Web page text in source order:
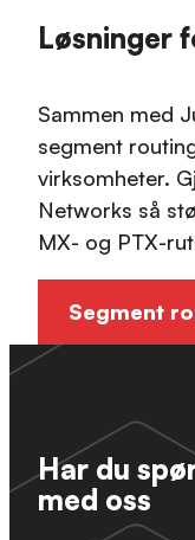
Løsninger
Sammen med
segment
virksomheter.
Networks så
MX- og PTX-
Segment
Har du
med oss